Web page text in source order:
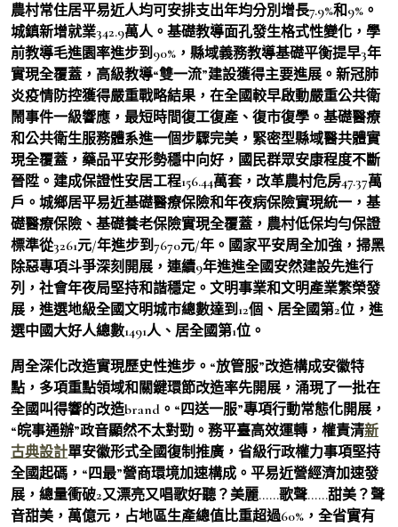
農村常住居平易近人均可安排支出年均分別增長7.9%和9%。
城鎮新增就業342.9萬人。基礎教導面孔發生格式性變化，學
前教導毛進園率進步到90%，縣域義務教導基礎平衡提早3年
實現全覆蓋，高級教導“雙一流”建設獲得主要進展。新冠肺
炎疫情防控獲得嚴重戰略結果，在全國較早啟動嚴重公共衛
鬧事件一級響應，最短時間復工復產、復市復學。基礎醫療
和公共衛生服務體系進一個步驟完美，緊密型縣域醫共體實
現全覆蓋，藥品平安形勢穩中向好，國民群眾安康程度不斷
晉陞。建成保證性安居工程156.44萬套，改革農村危房47.37萬
戶。城鄉居平易近基礎醫療保險和年夜病保險實現統一，基
礎醫療保險、基礎養老保險實現全覆蓋，農村低保均勻保證
標準從3261元/年進步到7670元/年。國家平安周全加強，掃黑
除惡專項斗爭深刻開展，連續9年進進全國安然建設先進行
列，社會年夜局堅持和諧穩定。文明事業和文明產業繁榮發
展，進選地級全國文明城市總數達到12個、居全國第2位，進
選中國大好人總數1491人、居全國第1位。
周全深化改造實現歷史性進步。“放管服”改造構成安徽特
點，多項重點領域和關鍵環節改造率先開展，涌現了一批在
全國叫得響的改造brand。“四送一服”專項行動常態化開展，
“皖事通辦”政音顯然不太對勁。務平臺高效運轉，權責清新
古典設計單安徽形式全國復制推廣，省級行政權力事項堅持
全國起碼，“四最”營商環境加速構成。平易近營經濟加速發
展，總量衝破2又漂亮又唱歌好聽？美麗……歌聲……甜美？聲
音甜美，萬億元，占地區生產總值比重超過60%，全省實有